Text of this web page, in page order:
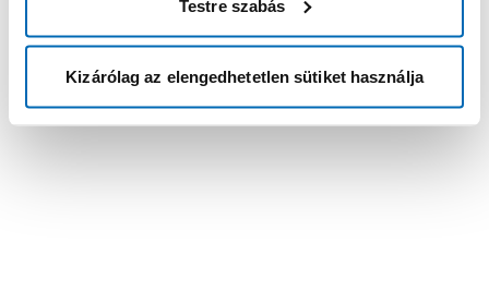
Testre szabás
Kizárólag az elengedhetetlen sütiket használja